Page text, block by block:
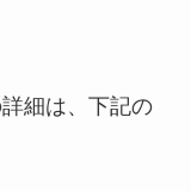
細は、下記の